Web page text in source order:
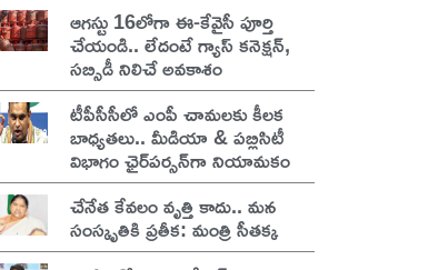
ఆగస్టు 16లోగా ఈ-కేవైసీ పూర్తి
చేయండి.. లేదంటే గ్యాస్ కనెక్షన్,
సబ్సిడీ నిలిచే అవకాశం
టీపీసీసీలో ఎంపీ చామలకు కీలక
బాధ్యతలు.. మీడియా & పబ్లిసిటీ
విభాగం ఛైర్‌పర్సన్‌గా నియామకం
చేనేత కేవలం వృత్తి కాదు.. మన
సంస్కృతికి ప్రతీక: మంత్రి సీతక్క